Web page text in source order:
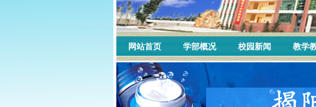
网站首页 学部概况 校园新闻 教学